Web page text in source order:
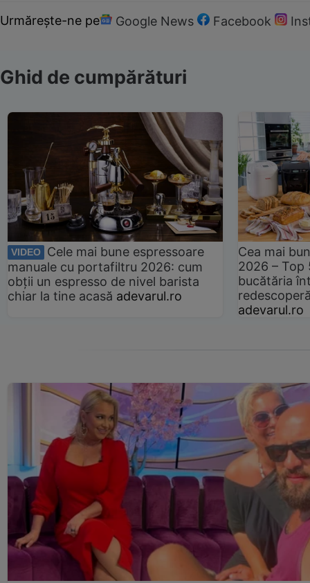
Urmărește-ne pe Google News Facebook
Ghid de cumpărături
VIDEO
Cele mai bune espressoare
manuale cu portafiltru 2026: cum
obții un espresso de nivel barista
chiar la tine acasă adevarul.ro
Cea mai
2026 –
bucătăria
adevarul.ro